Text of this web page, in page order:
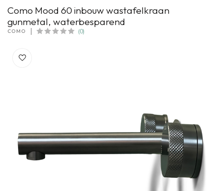
Como Mood 60 inbouw wastafelkraan
gunmetal, waterbesparend
COMO (0)